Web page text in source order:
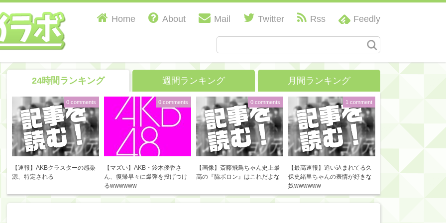
Home About Mail Twitter Rss Feedly
24時間ランキング 週間ランキング 月間ランキング
【速報】AKBクラスターの感染
源、特定される
0 comments
【マズい】AKB・鈴木優香さ
ん、復帰早々に爆弾を投げつけ
るwwwwww
0 comments
【画像】斎藤飛鳥ちゃん史上最
高の『脇ボロン』はこれだよな
0 comments
【最高速報】追い込まれてる久
保史緒里ちゃんの表情が好きな
奴wwwwww
1 comment